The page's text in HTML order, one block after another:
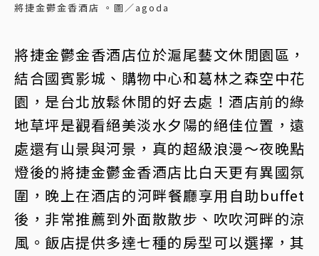
將捷金鬱金香酒店 。圖／agoda
將捷金鬱金香酒店位於滬尾藝文休閒園區，
結合國賓影城、購物中心和葛林之森空中花
園，是台北放鬆休閒的好去處！酒店前的綠
地草坪是觀看絕美淡水夕陽的絕佳位置，遠
處還有山景與河景，真的超級浪漫～夜晚點
燈後的將捷金鬱金香酒店比白天更有異國氛
圍，晚上在酒店的河畔餐廳享用自助buffet
後，非常推薦到外面散散步、吹吹河畔的涼
風。飯店提供多達七種的房型可以選擇，其